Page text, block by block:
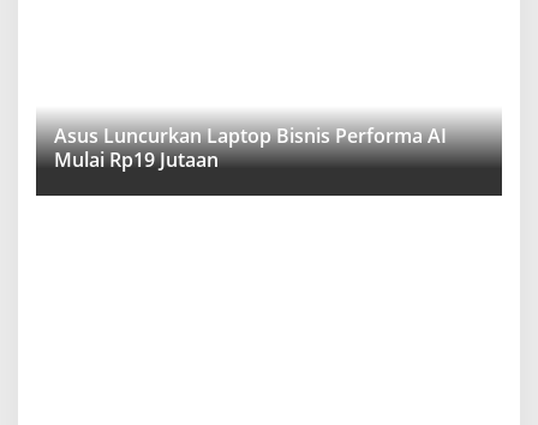
Asus Luncurkan Laptop Bisnis Performa AI
Mulai Rp19 Jutaan